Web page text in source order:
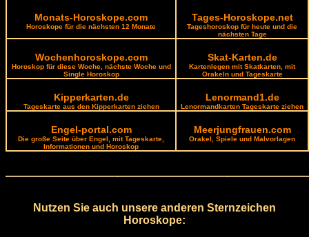
Monats-Horoskope.com
Horoskope für die nächsten 12 Monate
Tages-Horoskope.net
Tageshoroskop für heute und die
nächsten Tage
Wochenhoroskope.com
Horoskop für diese Woche, nächste Woche und
Single Horoskop
Skat-Karten.de
Kartenlegen mit Skatkarten, mit
Orakeln und Tageskarte
Kipperkarten.de
Tageskarte aus den Kipperkarten ziehen
Lenormand1.de
Lenormandkarten Tageskarte ziehen
Engel-portal.com
Die große Seite über Engel, mit Tageskarte,
Informationen und Horoskop
Meerjungfrauen.com
Orakel, Spiele und Malvorlagen
Nutzen Sie auch unsere anderen Sternzeichen
Horoskope: